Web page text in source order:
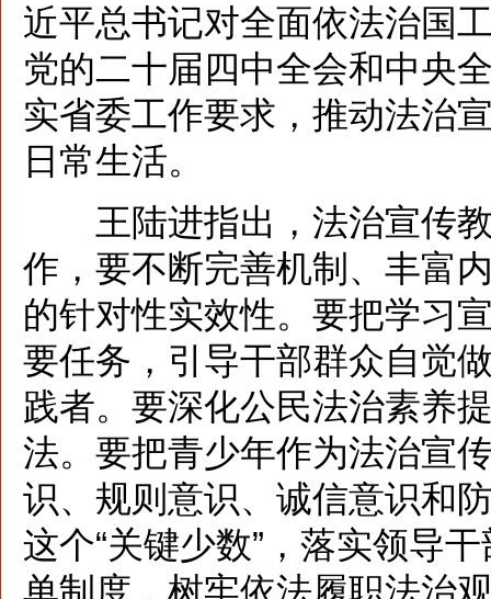
近平总书记对全面依法治国
党的二十届四中全会和中央
实省委工作要求，推动法治
日常生活。
王陆进指出，法治宣传教
作，要不断完善机制、丰富
的针对性实效性。要把学习
要任务，引导干部群众自觉
践者。要深化公民法治素养
法。要把青少年作为法治宣
识、规则意识、诚信意识和
这个“关键少数”，落实领导
单制度，树牢依法履职法治